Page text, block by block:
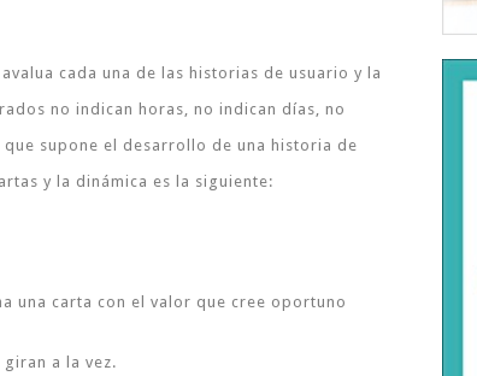
cada una de las historias de usuario y la
no indican horas, no indican días, no
supone el desarrollo de una historia de
y la dinámica es la siguiente:
una carta con el valor que cree oportuno
a la vez.